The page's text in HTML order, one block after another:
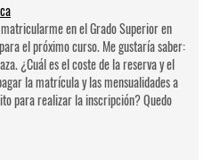
en el Grado Superior en
el próximo curso. Me gustaría saber:
¿Cuál es el coste de la reserva y el
la matrícula y las mensualidades a
para realizar la inscripción? Quedo